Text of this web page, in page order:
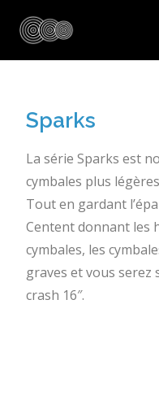
Sparks
La série Sparks est
cymbales plus
Tout en gardant
Centent donnant les
cymbales, les
graves et vous
crash 16″.